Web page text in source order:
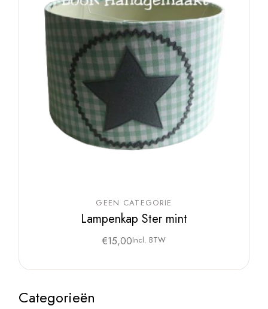
GEEN CATEGORIE
Lampenkap Ster mint
€15,00Incl. BTW
Categorieën